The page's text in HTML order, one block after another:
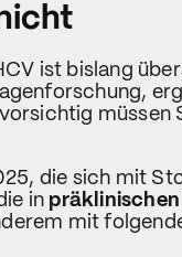
ist bislang
müssen
die sich mit
in
mit